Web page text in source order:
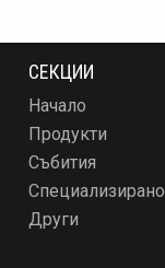
СЕКЦИИ
Начало
Продукти
Събития
Специализирано
Други